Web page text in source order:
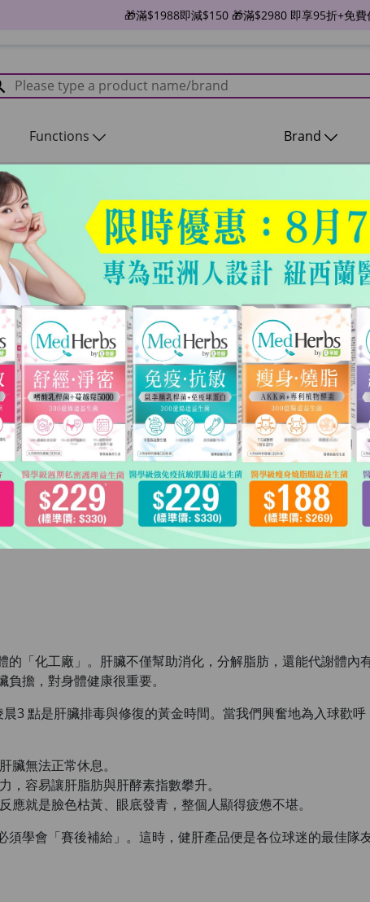
🎁滿$1988即減$150 🎁滿$2980 即享95折+免
Functions Brand
捱夜睇波注意！
冠之路只餘下最後2輪。根據目前的積分榜，阿仙奴以 79 分稍
同分數下，冠軍先以得失球差決定，其次為入球總數；若兩項
港球迷來說，為了見證冠軍誕生，熬夜睇波已成了近期生活
晨時份作賽，亦有機會提早定出冠軍。阿仙奴近期表現穩定
也不想錯過薩卡的邊路突破。
晨時份，球賽結束睡幾個小時就已經要起床上班。在捱夜睇波
的「化工廠」。肝臟不僅幫助消化，分解脂肪，還能代謝體內
擔，對身體健康很重要。
3 點是肝臟排毒與修復的黃金時間。當我們興奮地為入球歡
臟無法正常休息。
，容易讓肝脂肪與肝酵素指數攀升。
應就是臉色枯黃、眼底發青，整個人顯得疲憊不堪。
學會「賽後補給」。這時，健肝產品便是各位球迷的最佳隊友